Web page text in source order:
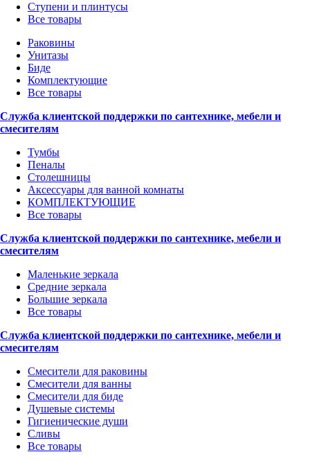
Ступени и плинтусы
Все товары
Раковины
Унитазы
Биде
Комплектующие
Все товары
Служба клиентской поддержки по сантехнике, мебели и
смесителям
Тумбы
Пеналы
Столешницы
Аксессуары для ванной комнаты
КОМПЛЕКТУЮЩИЕ
Все товары
Служба клиентской поддержки по сантехнике, мебели и
смесителям
Маленькие зеркала
Средние зеркала
Большие зеркала
Все товары
Служба клиентской поддержки по сантехнике, мебели и
смесителям
Смесители для раковины
Смесители для ванны
Смесители для биде
Душевые системы
Гигиенические души
Сливы
Все товары